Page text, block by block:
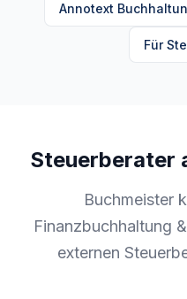
Annotext
Für
Steuerberater
Buchmeister
Finanzbuchhaltung
externen